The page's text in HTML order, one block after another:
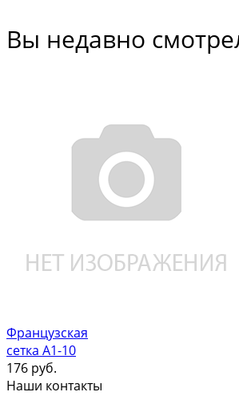
Вы недавно
Французская
сетка А1-10
176 руб.
Наши контакты